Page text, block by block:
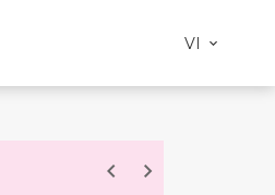
VI